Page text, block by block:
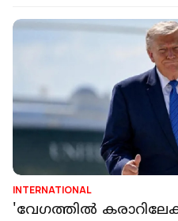
INTERNATIONAL
'വേഗത്തില്‍